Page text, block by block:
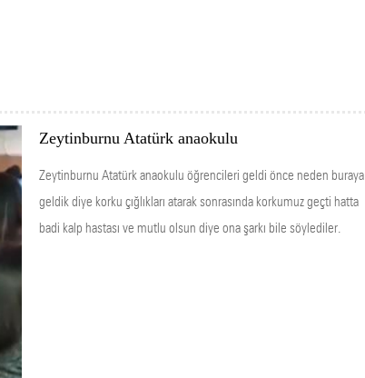
Zeytinburnu Atatürk anaokulu
Zeytinburnu Atatürk anaokulu öğrencileri geldi önce neden buraya
geldik diye korku çığlıkları atarak sonrasında korkumuz geçti hatta
badi kalp hastası ve mutlu olsun diye ona şarkı bile söylediler.